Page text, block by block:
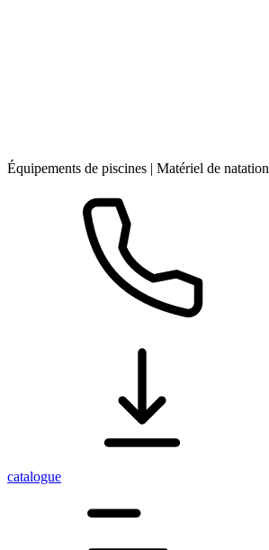
Équipements de piscines | Matériel de natation
catalogue